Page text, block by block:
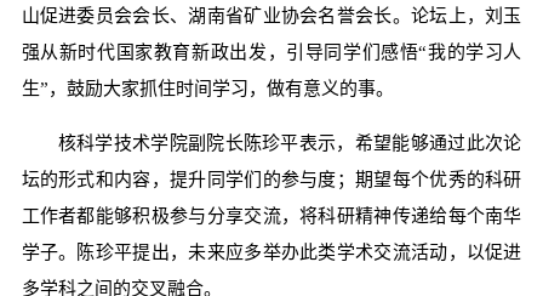
山促进委员会会长、湖南省矿业协会名誉会长。论坛上，刘玉
强从新时代国家教育新政出发，引导同学们感悟“我的学习人
生”，鼓励大家抓住时间学习，做有意义的事。
核科学技术学院副院长陈珍平表示，希望能够通过此次论
坛的形式和内容，提升同学们的参与度；期望每个优秀的科研
工作者都能够积极参与分享交流，将科研精神传递给每个南华
学子。陈珍平提出，未来应多举办此类学术交流活动，以促进
多学科之间的交叉融合。